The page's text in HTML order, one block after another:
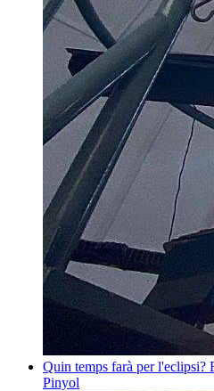
Quin temps farà per l'eclipsi?
Pinyol